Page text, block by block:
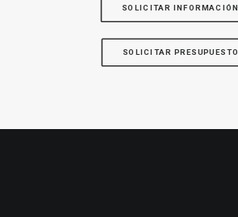
SOLICITAR INFORMACIÓN
SOLICITAR PRESUPUESTO